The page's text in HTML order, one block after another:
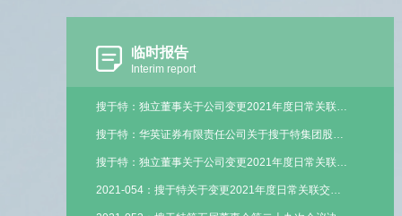
临时报告
Interim report
搜于特：独立董事关于公司变更2021年度日常关联交易实施主体事项的事前认可意见
搜于特：华英证券有限责任公司关于搜于特集团股份有限公司变更2021年度日常关联交易实施主体的核查意见
搜于特：独立董事关于公司变更2021年度日常关联交易实施主体事项的独立意见
2021-054：搜于特关于变更2021年度日常关联交易实施主体的公告